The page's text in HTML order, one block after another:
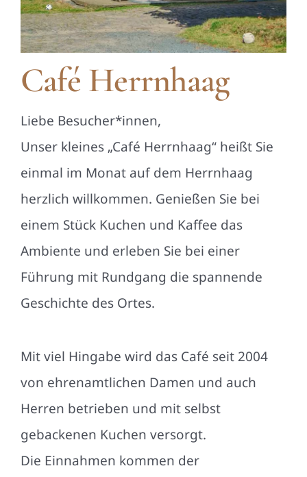
Café Herrnhaag
Liebe Besucher*innen,
Unser kleines „Café Herrnhaag“ heißt Sie
einmal im Monat auf dem Herrnhaag
herzlich willkommen. Genießen Sie bei
einem Stück Kuchen und Kaffee das
Ambiente und erleben Sie bei einer
Führung mit Rundgang die spannende
Geschichte des Ortes.
Mit viel Hingabe wird das Café seit 2004
von ehrenamtlichen Damen und auch
Herren betrieben und mit selbst
gebackenen Kuchen versorgt.
Die Einnahmen kommen der